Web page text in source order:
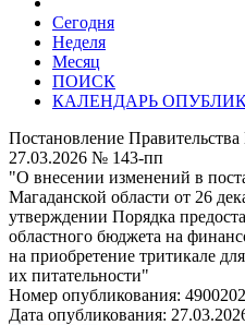
Сегодня
Неделя
Месяц
ПОИСК
КАЛЕНДАРЬ
Постановление
27.03.2026 № 143-пп
"О внесении изменений в
Магаданской области от 26
утверждении Порядка
областного бюджета на
на приобретение тритикале
их питательности"
Номер опубликования:
Дата опубликования: